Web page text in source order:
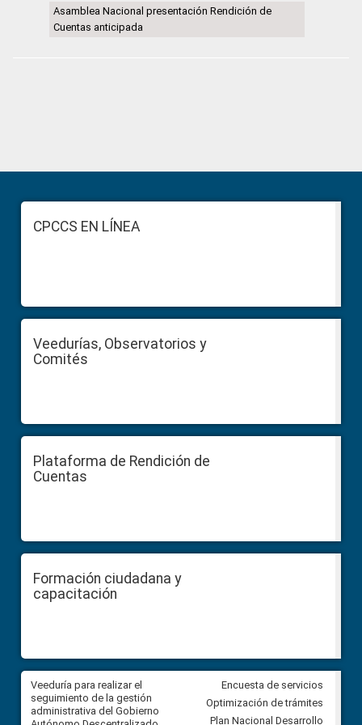
Asamblea Nacional presentación Rendición de
Cuentas anticipada
Sidebar
FooterCPCCS EN LÍNEA
Veedurías, Observatorios y
Comités
Plataforma de Rendición de
Cuentas
Formación ciudadana y
capacitación
Veeduría para realizar el
seguimiento de la gestión
administrativa del Gobierno
Veeduría para vigilar los
derivados de la Audiencia
Encuesta de servicios
Optimización de trámites
Plan Nacional Desarrollo